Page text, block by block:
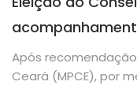
Comissão
MPCE
Após
Ceará (MPCE), por